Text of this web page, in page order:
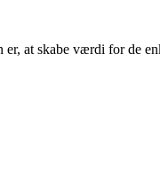
at skabe værdi for de